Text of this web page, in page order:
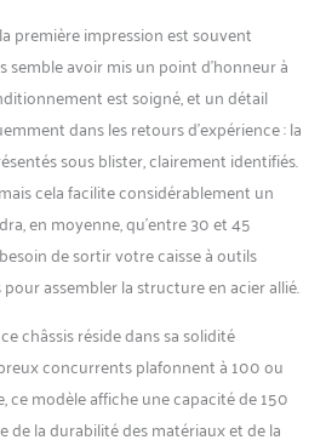
corps efficace et doux
pour les articulations. Les
pédales réglables anti-
dérapantes et le siège
égonomique garantissent
une séquence de
mouvements saine
TECHNOLOGIE MODERNE
✅ Le système de freinage
magnétique silencieux et
sans entretien ainsi que les
rameur offrent pleine
satisfaction. La masse
d'inertie élevée (env. 8 kg)
permet une traction fluide
première impression est souvent
avoir mis un point d’honneur à
est soigné, et un détail
dans les retours d’expérience : la
sous blister, clairement identifiés.
cela facilite considérablement un
en moyenne, qu’entre 30 et 45
de sortir votre caisse à outils
assembler la structure en acier allié.
châssis réside dans sa solidité
concurrents plafonnent à 100 ou
ce modèle affiche une capacité de 150
de la durabilité des matériaux et de la